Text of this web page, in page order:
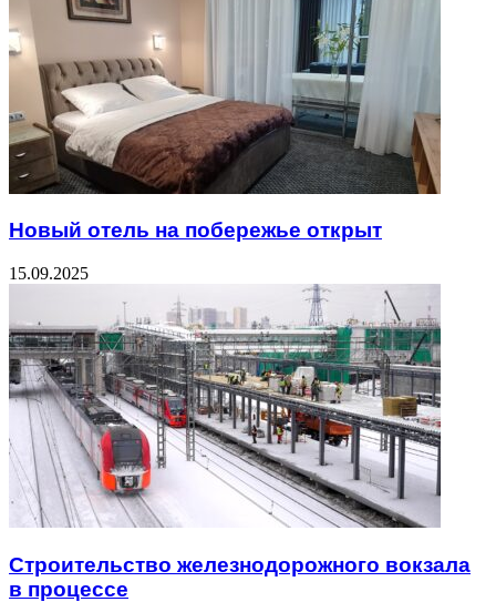
Новый отель на побережье открыт
15.09.2025
Строительство железнодорожного вокзала
в процессе